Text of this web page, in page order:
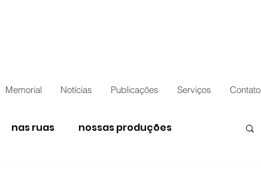
Memorial Notícias Publicações Serviços Contato
nas ruas nossas produções